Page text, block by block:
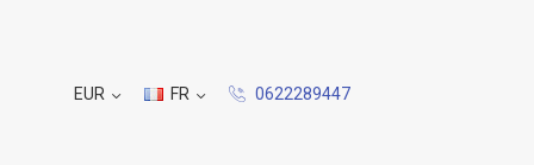
EUR FR 0622289447